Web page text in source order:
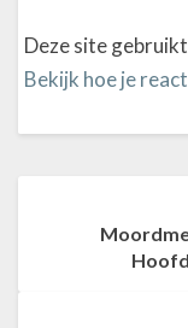
Deze site
Bekijk hoe je
navigation